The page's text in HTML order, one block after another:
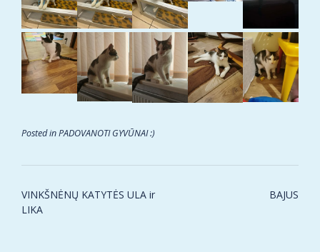
Posted inPADOVANOTI GYVŪNAI :)
Post
navigation
VINKŠNĖNŲ KATYTĖS ULA ir
LIKA
BAJUS